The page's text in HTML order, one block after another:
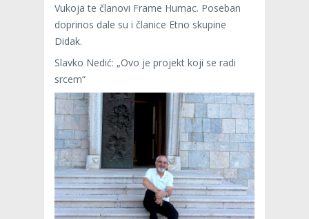
Vukoja te članovi Frame Humac. Poseban
doprinos dale su i članice Etno skupine
Didak.
Slavko Nedić: „Ovo je projekt koji se radi
srcem“